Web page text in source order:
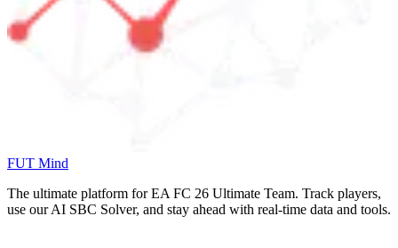
FUT Mind
The ultimate platform for EA FC 26 Ultimate Team. Track players,
use our AI SBC Solver, and stay ahead with real-time data and tools.